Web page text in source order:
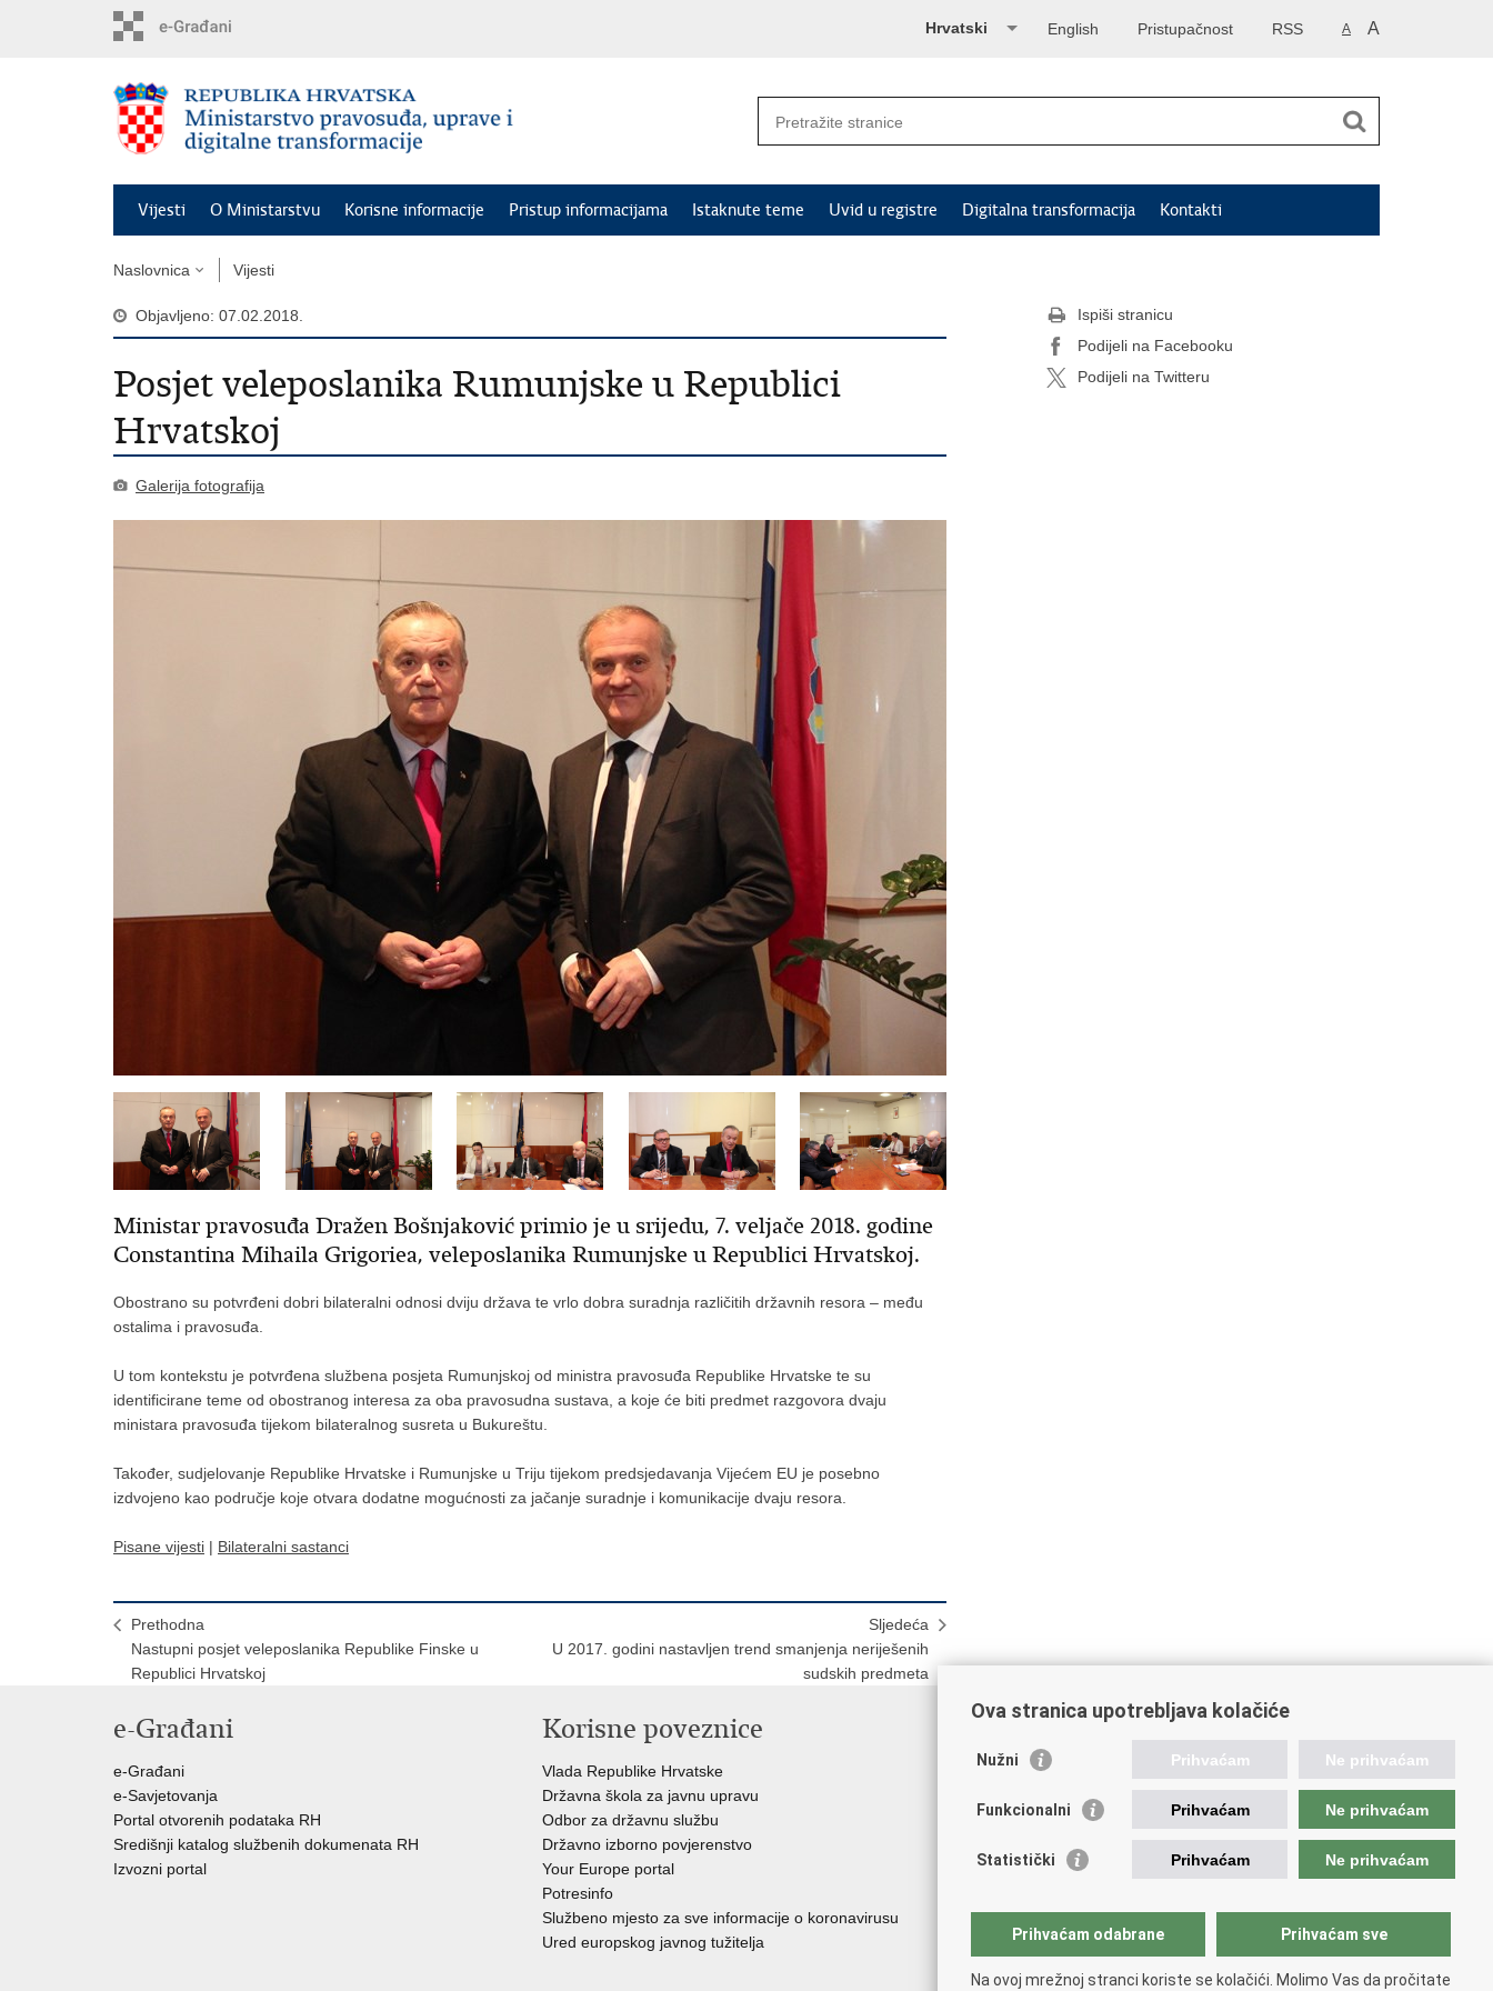
A A
RSS
Pristupačnost
English
Hrvatski
Vijesti O Ministarstvu Korisne informacije Pristup informacijama Istaknute teme Uvid u registre Digitalna transformacija Kontakti
Naslovnica Vijesti
Objavljeno: 07.02.2018.
Posjet veleposlanika Rumunjske u Republici
Hrvatskoj
Galerija fotografija
Ministar pravosuđa Dražen Bošnjaković primio je u srijedu, 7. veljače 2018. godine
Constantina Mihaila Grigoriea, veleposlanika Rumunjske u Republici Hrvatskoj.
Obostrano su potvrđeni dobri bilateralni odnosi dviju država te vrlo dobra suradnja različitih državnih resora – među
ostalima i pravosuđa.
U tom kontekstu je potvrđena službena posjeta Rumunjskoj od ministra pravosuđa Republike Hrvatske te su
identificirane teme od obostranog interesa za oba pravosudna sustava, a koje će biti predmet razgovora dvaju
ministara pravosuđa tijekom bilateralnog susreta u Bukureštu.
Također, sudjelovanje Republike Hrvatske i Rumunjske u Triju tijekom predsjedavanja Vijećem EU je posebno
izdvojeno kao područje koje otvara dodatne mogućnosti za jačanje suradnje i komunikacije dvaju resora.
Pisane vijesti | Bilateralni sastanci
Prethodna
Nastupni posjet veleposlanika Republike Finske u
Republici Hrvatskoj
Sljedeća
U 2017. godini nastavljen trend smanjenja neriješenih
sudskih predmeta
Ispiši stranicu
Podijeli na Facebooku
Podijeli na Twitteru
e-Građani
e-Građani
e-Savjetovanja
Portal otvorenih podataka RH
Središnji katalog službenih dokumenata RH
Izvozni portal
Korisne poveznice
Vlada Republike Hrvatske
Državna škola za javnu upravu
Odbor za državnu službu
Državno izborno povjerenstvo
Your Europe portal
Potresinfo
Službeno mjesto za sve informacije o koronavirusu
Ured europskog javnog tužitelja
Poveznice pravosudnog sustava
Portal sudova
Državno odvjetništvo
Ured za suzbijanje korupcije i organiziranog kriminaliteta
Državnoodvjetničko vijeće
Hrvatska odvjetnička komora
Hrvatska javnobilježnička komora
Ova stranica upotrebljava kolačiće
Nužni Prihvaćam Ne prihvaćam
Funkcionalni Prihvaćam Ne prihvaćam
Statistički Prihvaćam Ne prihvaćam
Prihvaćam odabrane Prihvaćam sve
Na ovoj mrežnoj stranci koriste se kolačići. Molimo Vas da pročitate